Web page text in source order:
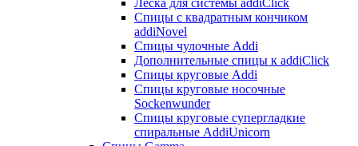
Спицы с квадратным кончиком
addiNovel
Спицы чулочные Addi
Дополнительные спицы к addiClick
Спицы круговые Addi
Спицы круговые носочные
Sockenwunder
Спицы круговые супергладкие
спиральные AddiUnicorn